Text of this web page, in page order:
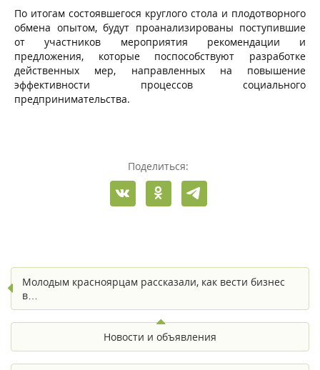
По итогам состоявшегося круглого стола и плодотворного
обмена опытом, будут проанализированы поступившие
от участников мероприятия рекомендации и
предложения, которые поспособствуют разработке
действенных мер, направленных на повышение
эффективности процессов социального
предпринимательства.
Поделиться:
Молодым красноярцам рассказали, как вести бизнес
в…
Новости и объявления